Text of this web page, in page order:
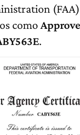
como
.